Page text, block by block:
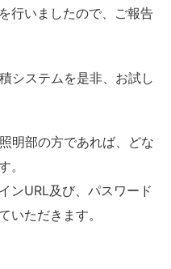
行いましたので、ご報告
システムを是非、お試し
明部の方であれば、どな
。
ンURL及び、パスワード
いただきます。